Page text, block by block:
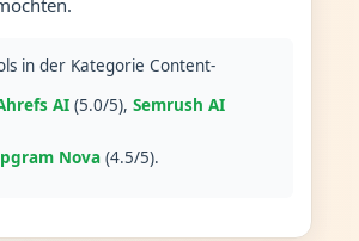
in der Kategorie Content-
AI(5.0/5), Semrush AI
Nova(4.5/5).